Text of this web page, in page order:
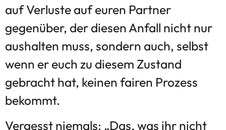
auf Verluste auf euren Partner
gegenüber, der diesen Anfall nicht nur
aushalten muss, sondern auch, selbst
wenn er euch zu diesem Zustand
gebracht hat, keinen fairen Prozess
bekommt.
Vergesst niemals: „Das, was ihr nicht